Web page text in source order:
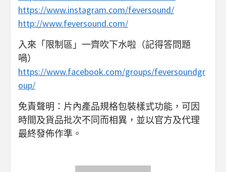
https://www.instagram.com/feversound/
http://www.feversound.com/
入來「限制區」一齊吹下水啦（記得答問題
喎）
https://www.facebook.com/groups/feversoundgr
oup/
免責聲明：片內產品規格包裝樣式功能，可因
時間及貨品批次不同而相異，並以官方及代理
最終發佈作準。